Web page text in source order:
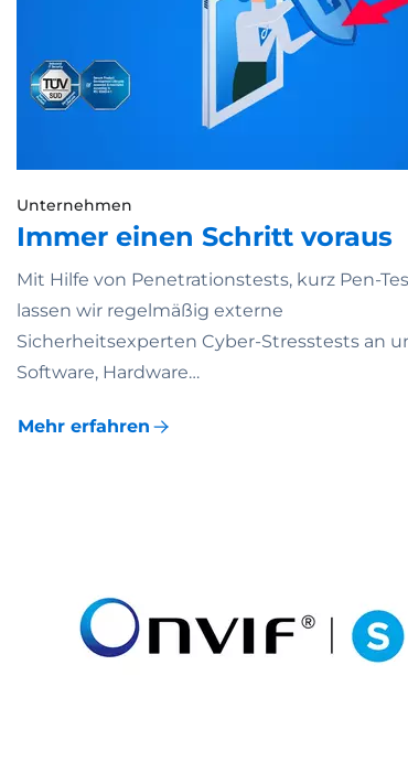
Unternehmen
Immer einen Schritt voraus
Mit Hilfe von Penetrationstests, kurz Pen-
lassen wir regelmäßig externe
Sicherheitsexperten Cyber-Stresstests an
Software, Hardware…
Mehr erfahren